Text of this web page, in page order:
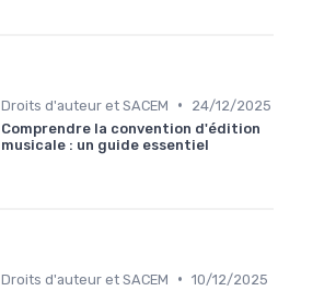
Droits d'auteur et SACEM •
24/12/2025
Comprendre la convention d'édition
musicale : un guide essentiel
Droits d'auteur et SACEM • 10/12/2025